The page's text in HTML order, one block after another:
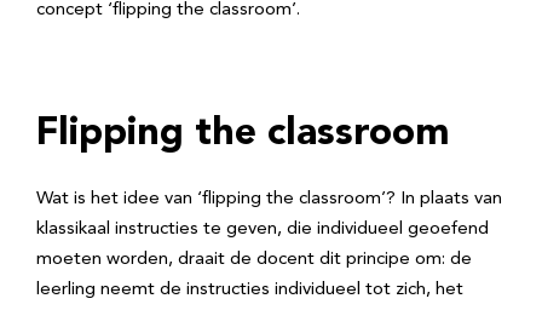
concept ‘flipping the classroom’.
Flipping the classroom
Wat is het idee van ‘flipping the classroom’? In plaats van
klassikaal instructies te geven, die individueel geoefend
moeten worden, draait de docent dit principe om: de
leerling neemt de instructies individueel tot zich, het